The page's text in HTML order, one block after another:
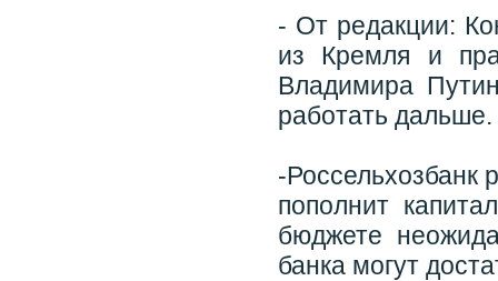
- От редакции:
из Кремля и
Владимира
работать дальше.
-Россельхозбанк
пополнит
бюджете
банка могут